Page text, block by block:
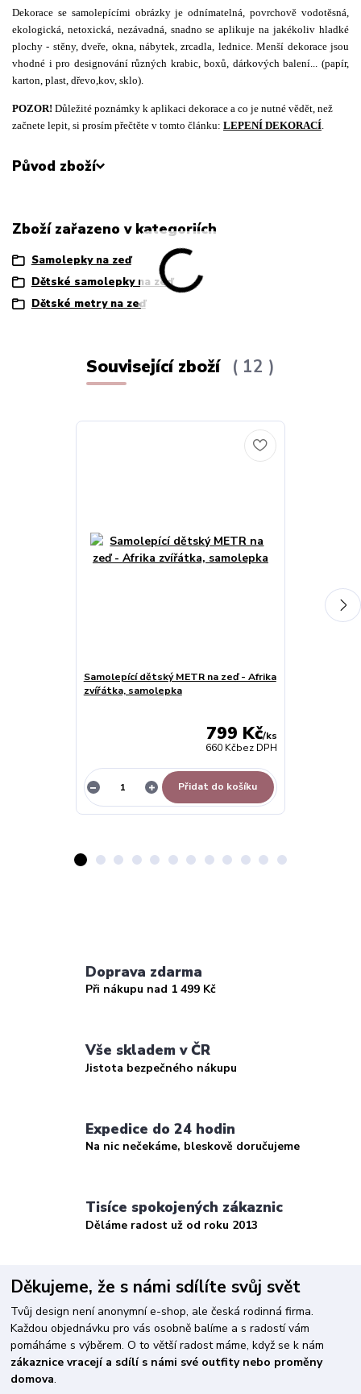
Dekorace se samolepícími obrázky je odnímatelná, povrchově vodotěsná,
ekologická, netoxická, nezávadná, snadno se aplikuje na jakékoliv hladké
plochy - stěny, dveře, okna, nábytek, zrcadla, lednice. Menší dekorace jsou
vhodné i pro designování různých krabic, boxů, dárkových balení... (papír,
karton, plast, dřevo,kov, sklo).
POZOR! Důležité poznámky k aplikaci dekorace a co je nutné vědět, než
začnete lepit, si prosím přečtěte v tomto článku: LEPENÍ DEKORACÍ
Původ zboží
Zboží zařazeno v kategoriích
Samolepky na zeď
Dětské samolepky na zeď
Dětské metry na zeď
Související zboží 12
Samolepící dětský METR na zeď - Afrika
zvířátka, samolepka
799 Kč/ks
660 Kčbez DPH
Přidat do košíku
Doprava zdarma
Při nákupu nad 1 499 Kč
Vše skladem v ČR
Jistota bezpečného nákupu
Expedice do 24 hodin
Na nic nečekáme, bleskově doručujeme
Tisíce spokojených zákaznic
Děláme radost už od roku 2013
Děkujeme, že s námi sdílíte svůj svět
Tvůj design není anonymní e-shop, ale česká rodinná firma.
Každou objednávku pro vás osobně balíme a s radostí vám
pomáháme s výběrem. O to větší radost máme, když se k nám
zákaznice vracejí a sdílí s námi své outfity nebo proměny
domova.